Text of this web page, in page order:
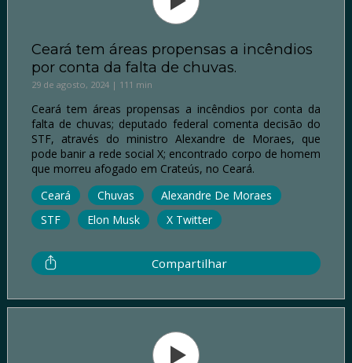
Ceará tem áreas propensas a incêndios
por conta da falta de chuvas.
29 de agosto, 2024 | 111 min
Ceará tem áreas propensas a incêndios por conta da
falta de chuvas; deputado federal comenta decisão do
STF, através do ministro Alexandre de Moraes, que
pode banir a rede social X; encontrado corpo de homem
que morreu afogado em Crateús, no Ceará.
Ceará
Chuvas
Alexandre De Moraes
STF
Elon Musk X Twitter
Compartilhar